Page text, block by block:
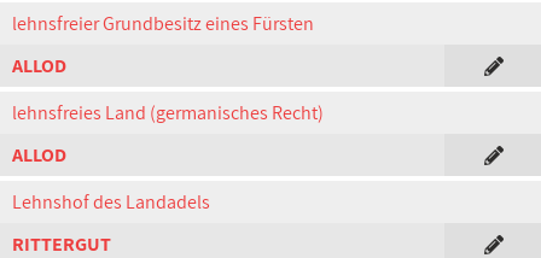
lehnsfreier Grundbesitz eines Fürsten
ALLOD
lehnsfreies Land (germanisches Recht)
ALLOD
Lehnshof des Landadels
RITTERGUT